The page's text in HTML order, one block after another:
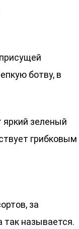
ботву, в
зеленый
грибковым
за
так называется.